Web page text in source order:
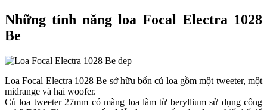
Những tính năng loa Focal Electra 1028
Be
Loa Focal Electra 1028 Be sở hữu bốn củ loa gồm một tweeter, một
midrange và hai woofer.
Củ loa tweeter 27mm có màng loa làm từ beryllium sử dụng công